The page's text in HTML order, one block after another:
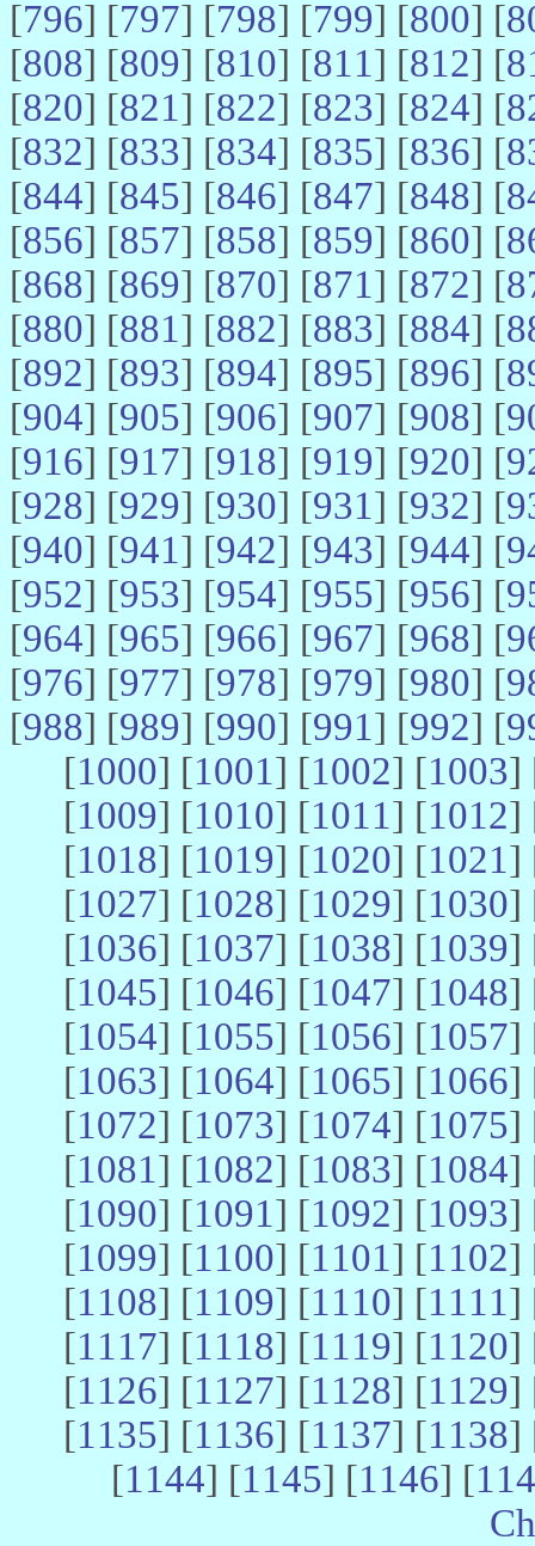
[796] [797] [798] [799] [800] [
[808] [809] [810] [811] [812] [
[820] [821] [822] [823] [824] [
[832] [833] [834] [835] [836] [
[844] [845] [846] [847] [848] [
[856] [857] [858] [859] [860] [
[868] [869] [870] [871] [872] [
[880] [881] [882] [883] [884] [
[892] [893] [894] [895] [896] [
[904] [905] [906] [907] [908] [
[916] [917] [918] [919] [920] [
[928] [929] [930] [931] [932] [
[940] [941] [942] [943] [944] [
[952] [953] [954] [955] [956] [
[964] [965] [966] [967] [968] [
[976] [977] [978] [979] [980] [
[988] [989] [990] [991] [992] [
[1000] [1001] [1002] [1003]
[1009] [1010] [1011] [1012]
[1018] [1019] [1020] [1021]
[1027] [1028] [1029] [1030]
[1036] [1037] [1038] [1039]
[1045] [1046] [1047] [1048]
[1054] [1055] [1056] [1057]
[1063] [1064] [1065] [1066]
[1072] [1073] [1074] [1075]
[1081] [1082] [1083] [1084]
[1090] [1091] [1092] [1093]
[1099] [1100] [1101] [1102]
[1108] [1109] [1110] [1111]
[1117] [1118] [1119] [1120]
[1126] [1127] [1128] [1129]
[1135] [1136] [1137] [1138]
[1144] [1145] [1146] [